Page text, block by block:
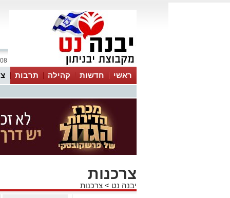
08 אוגוסט 2026 / 16:33
ראשי חדשות קהילה תרבות
צרכנות
יבנה נט > צרכנות